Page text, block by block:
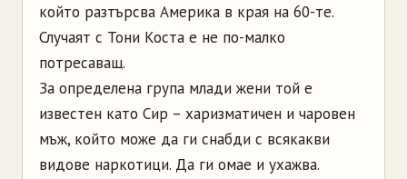
който разтърсва Америка в края на 60-те.
Случаят с Тони Коста е не по-малко
потресаващ.
За определена група млади жени той е
известен като Сир – харизматичен и чаровен
мъж, който може да ги снабди с всякакви
видове наркотици. Да ги омае и ухажва.